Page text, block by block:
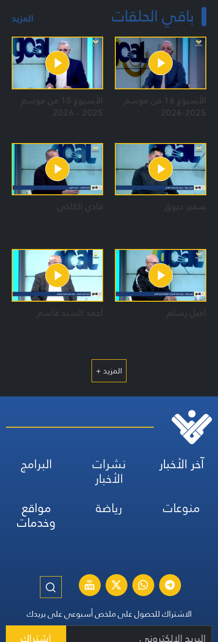
باقي الحلقات المزيد
الأسبوع 16 من موسم
2025-2026
الأسبوع 15 من موسم
2025 - 2026
سمير دبوق فادي الكاخي
اميل رستم أحمد السيد قاسم
المزيد +
آخر الأخبار نشرات
الأخبار
البرامج
منوعات
رياضة مواقع
وخدمات
الاشتراك للحصول على ملخص أسبوعي على بريدك